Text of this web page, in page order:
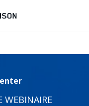
WEBINAIRE